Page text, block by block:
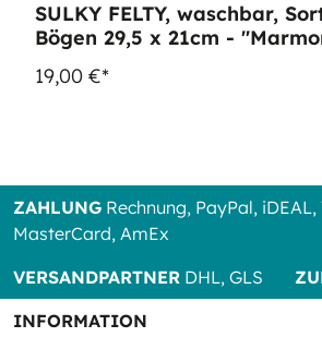
SULKY FELTY, waschbar,
Bögen 29,5 x 21cm -
19,00 €*
ZAHLUNG Rechnung, PayPal, iDEAL,
MasterCard, AmEx
VERSANDPARTNER DHL, GLS
INFORMATION